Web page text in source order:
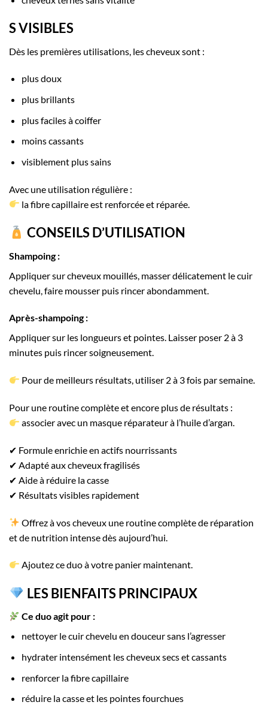
S VISIBLES
Dès les premières utilisations, les cheveux sont :
plus doux
plus brillants
plus faciles à coiffer
moins cassants
visiblement plus sains
Avec une utilisation régulière :
la fibre capillaire est renforcée et réparée.
CONSEILS D’UTILISATION
Shampoing :
Appliquer sur cheveux mouillés, masser délicatement le cuir
chevelu, faire mousser puis rincer abondamment.
Après-shampoing :
Appliquer sur les longueurs et pointes. Laisser poser 2 à 3
minutes puis rincer soigneusement.
Pour de meilleurs résultats, utiliser 2 à 3 fois par semaine.
Pour une routine complète et encore plus de résultats :
associer avec un masque réparateur à l’huile d’argan.
✔ Formule enrichie en actifs nourrissants
✔ Adapté aux cheveux fragilisés
✔ Aide à réduire la casse
✔ Résultats visibles rapidement
Offrez à vos cheveux une routine complète de réparation
et de nutrition intense dès aujourd’hui.
Ajoutez ce duo à votre panier maintenant.
LES BIENFAITS PRINCIPAUX
Ce duo agit pour :
nettoyer le cuir chevelu en douceur sans l’agresser
hydrater intensément les cheveux secs et cassants
renforcer la fibre capillaire
réduire la casse et les pointes fourchues